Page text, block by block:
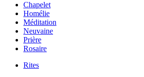
Chapelet
Homélie
Méditation
Neuvaine
Prière
Rosaire
Rites